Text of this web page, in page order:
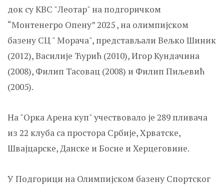
док су КВС "Леотар" на подгоричком
“Монтенегро Опену” 2025 , на олимпијском
базену СЦ " Морача", представљали Вељко Шиник
(2012), Василије Ћурић (2010), Игор Кундачина
(2008), Филип Тасовац (2008) и Филип Пиљевић
(2005).
На "Орка Арена куп" учествовало је 289 пливача
из 22 клуба са простора Србије, Хрватске,
Швајцарске, Данске и Босне и Херцеговине.
У Подгорици на Олимпијском базену Спортског